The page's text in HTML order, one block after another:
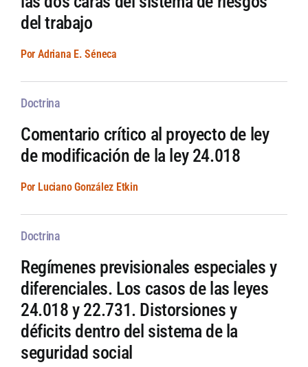
del trabajo
Por Adriana E. Séneca
Doctrina
Comentario crítico al proyecto de ley
de modificación de la ley 24.018
Por Luciano González Etkin
Doctrina
Regímenes previsionales especiales y
diferenciales. Los casos de las leyes
24.018 y 22.731. Distorsiones y
déficits dentro del sistema de la
seguridad social